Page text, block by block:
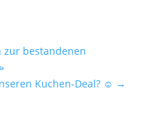
zur bestandenen
Kuchen-Deal? ☺ →